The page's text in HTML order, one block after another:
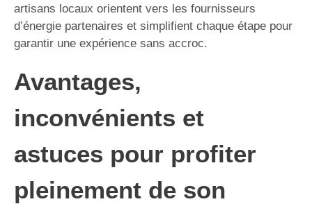
artisans locaux orientent vers les fournisseurs
d’énergie partenaires et simplifient chaque étape pour
garantir une expérience sans accroc.
Avantages,
inconvénients et
astuces pour profiter
pleinement de son